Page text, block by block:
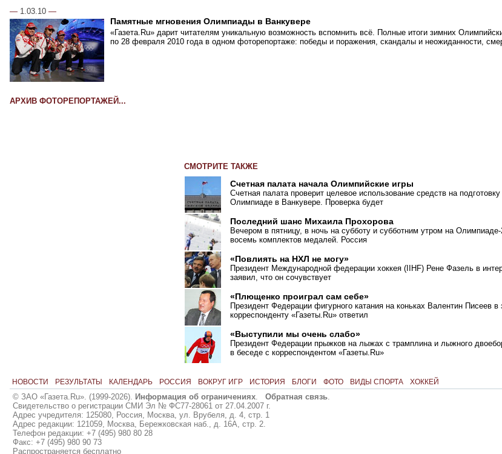
— 1.03.10 —
Памятные мгновения Олимпиады в Ванкувере
«Газета.Ru» дарит читателям уникальную возможность вспомнить всё. Полные итоги зимних
по 28 февраля 2010 года в одном фоторепортаже: победы и поражения, скандалы и неожиданности,
АРХИВ ФОТОРЕПОРТАЖЕЙ...
СМОТРИТЕ ТАКЖЕ
Счетная палата начала Олимпийские игры
Счетная палата проверит целевое использование средств на
Олимпиаде в Ванкувере. Проверка будет
Последний шанс Михаила Прохорова
Вечером в пятницу, в ночь на субботу и субботним утром на
восемь комплектов медалей. Россия
«Повлиять на НХЛ не могу»
Президент Международной федерации хоккея ( IIHF) Рене Фазель в
заявил, что он сочувствует
«Плющенко проиграл сам себе»
Президент Федерации фигурного катания на коньках Валентин Писеев
корреспонденту «Газеты.Ru» ответил
«Выступили мы очень слабо»
Президент Федерации прыжков на лыжах с трамплина и лыжного
в беседе с корреспондентом «Газеты.Ru»
НОВОСТИ РЕЗУЛЬТАТЫ КАЛЕНДАРЬ РОССИЯ ВОКРУГ ИГР ИСТОРИЯ БЛОГИ ФОТО ВИДЫ СПОРТА ХОККЕЙ
© ЗАО «Газета.Ru». (1999-2026). Информация об ограничениях Обратная связь
Свидетельство о регистрации СМИ Эл № ФС77-28061 от 27.04.2007 г.
Адрес учредителя: 125080, Россия, Москва, ул. Врубеля, д. 4, стр. 1
Адрес редакции: 121059, Москва, Бережковская наб., д. 16А, стр. 2.
Телефон редакции: +7 (495) 980 80 28
Факс: +7 (495) 980 90 73
Распространяется бесплатно